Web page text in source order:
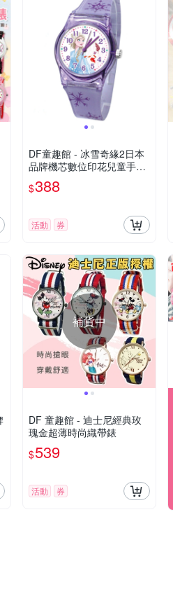
DF童趣館 - 冰雪奇緣2日本
品牌機芯數位印花兒童手錶-
共3色
$388
活動 券
補貨中
DF 童趣館 - 迪士尼經典玫
瑰金超薄時尚織帶錶
$539
活動 券